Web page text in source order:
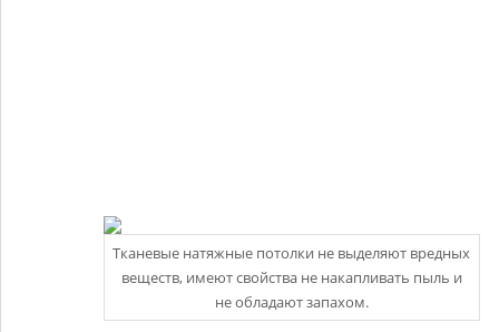
Тканевые натяжные потолки не выделяют вредных
веществ, имеют свойства не накапливать пыль и
не обладают запахом.